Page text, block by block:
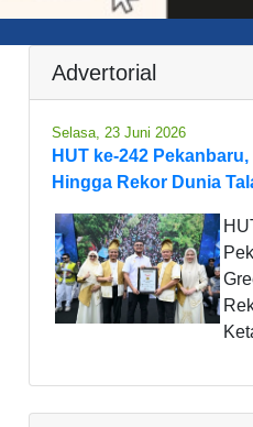
Advertorial
Selasa, 23 Juni 2026
HUT ke-242
Hingga Rekor Dunia